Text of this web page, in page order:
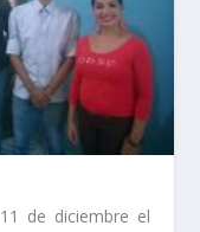
11 de diciembre el